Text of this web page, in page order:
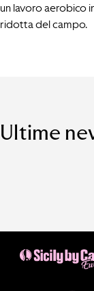
un lavoro aerobico
ridotta del campo.
Ultime